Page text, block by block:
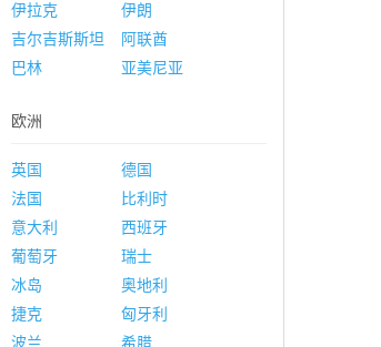
伊拉克
伊朗
吉尔吉斯斯坦
阿联酋
巴林
亚美尼亚
欧洲
英国
德国
法国
比利时
意大利
西班牙
葡萄牙
瑞士
冰岛
奥地利
捷克
匈牙利
波兰
希腊